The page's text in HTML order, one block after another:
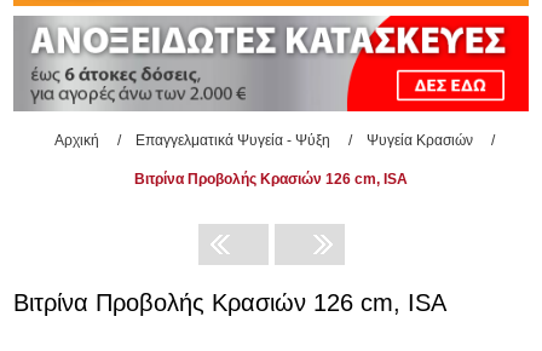
Αρχική / Επαγγελματικά Ψυγεία - Ψύξη / Ψυγεία Κρασιών /
Βιτρίνα Προβολής Κρασιών 126 cm, ISA
Βιτρίνα Προβολής Κρασιών 126 cm, ISA